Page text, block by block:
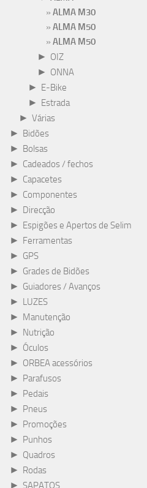
ALMA M30
ALMA M50
ALMA M50
► OIZ
► ONNA
► E-Bike
► Estrada
► Várias
► Bidões
► Bolsas
► Cadeados / fechos
► Capacetes
► Componentes
► Direcção
► Espigões e Apertos de Selim
► Ferramentas
► GPS
► Grades de Bidões
► Guiadores / Avanços
► LUZES
► Manutenção
► Nutrição
► Óculos
► ORBEA acessórios
► Parafusos
► Pedais
► Pneus
► Promoções
► Punhos
► Quadros
► Rodas
► SAPATOS